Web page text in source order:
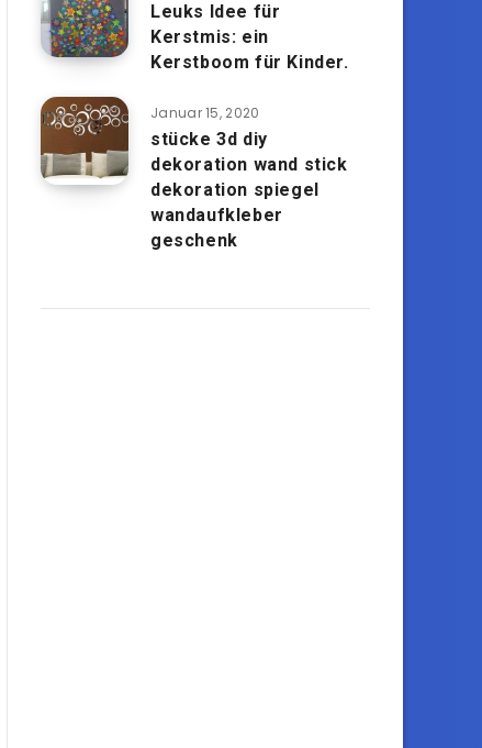
Leuks Idee für
Kerstmis: ein
Kerstboom für Kinder.
Januar 15, 2020
stücke 3d diy
dekoration wand stick
dekoration spiegel
wandaufkleber
geschenk